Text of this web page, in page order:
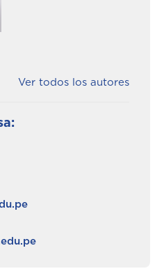
Ver todos los autores